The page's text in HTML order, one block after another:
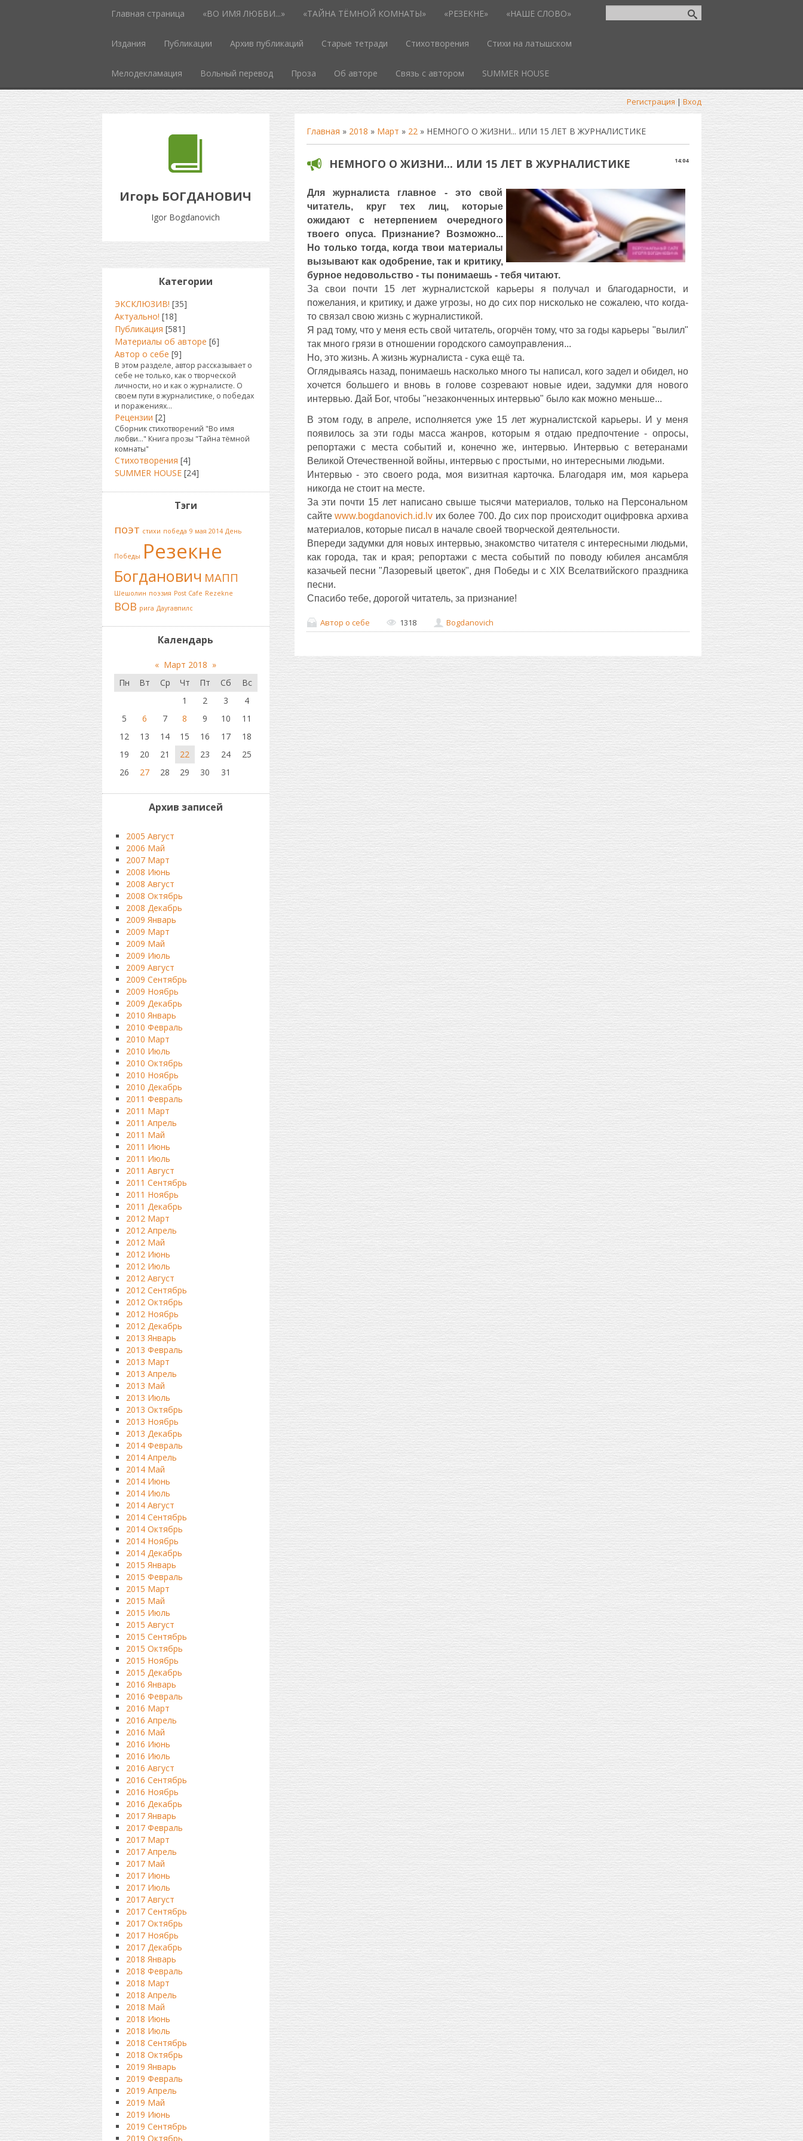
Главная страница «ВО ИМЯ ЛЮБВИ...» «ТАЙНА ТЁМНОЙ КОМНАТЫ» «РЕЗЕКНЕ» «НАШЕ СЛОВО»
Издания Публикации Архив публикаций Старые тетради Стихотворения Стихи на латышском
Мелодекламация Вольный перевод Проза Об авторе Связь с автором SUMMER HOUSE
Регистрация | Вход
Игорь БОГДАНОВИЧ
Igor Bogdanovich
Главная » 2018 » Март » 22» НЕМНОГО О ЖИЗНИ... ИЛИ 15 ЛЕТ В ЖУРНАЛИСТИКЕ
14:04
НЕМНОГО О ЖИЗНИ... ИЛИ 15 ЛЕТ В ЖУРНАЛИСТИКЕ
Для журналиста главное - это свой
читатель, круг тех лиц, которые
ожидают с нетерпением очередного
твоего опуса. Признание? Возможно...
Но только тогда, когда твои материалы
вызывают как одобрение, так и критику,
бурное недовольство - ты понимаешь - тебя читают.
За свои почти 15 лет журналистской карьеры я получал и благодарности, и
пожелания, и критику, и даже угрозы, но до сих пор нисколько не сожалею, что когда-
то связал свою жизнь с журналистикой.
Я рад тому, что у меня есть свой читатель, огорчён тому, что за годы карьеры "вылил"
так много грязи в отношении городского самоуправления...
Но, это жизнь. А жизнь журналиста - сука ещё та.
Оглядываясь назад, понимаешь насколько много ты написал, кого задел и обидел, но
хочется большего и вновь в голове созревают новые идеи, задумки для нового
интервью. Дай Бог, чтобы "незаконченных интервью" было как можно меньше...
В этом году, в апреле, исполняется уже 15 лет журналистской карьеры. И у меня
появилось за эти годы масса жанров, которым я отдаю предпочтение - опросы,
репортажи с места событий и, конечно же, интервью. Интервью с ветеранами
Великой Отечественной войны, интервью с простыми, но интересными людьми.
Интервью - это своего рода, моя визитная карточка. Благодаря им, моя карьера
никогда не стоит на месте.
За эти почти 15 лет написано свыше тысячи материалов, только на Персональном
сайте www.bogdanovich.id.lv их более 700. До сих пор происходит оцифровка архива
материалов, которые писал в начале своей творческой деятельности.
Впереди задумки для новых интервью, знакомство читателя с интересными людьми,
как города, так и края; репортажи с места событий по поводу юбилея ансамбля
казачьей песни "Лазоревый цветок", дня Победы и с XIX Вселатвийского праздника
песни.
Спасибо тебе, дорогой читатель, за признание!
Автор о себе 1318 Bogdanovich
Категории
ЭКСКЛЮЗИВ! [35]
Актуально! [18]
Публикация [581]
Материалы об авторе [6]
Автор о себе [9]
В этом разделе, автор рассказывает о
себе не только, как о творческой
личности, но и как о журналисте. О
своем пути в журналистике, о победах
и поражениях...
Рецензии [2]
Сборник стихотворений "Во имя
любви..." Книга прозы "Тайна тёмной
комнаты"
Стихотворения [4]
SUMMER HOUSE [24]
Тэги
поэт стихи победа 9 мая 2014 День
Победы Резекне
Богданович МАПП
Шешолин поэзия Post Cafe Rezekne
ВОВ рига Даугавпилс
Календарь
« Март 2018 »
Пн
Вт Ср Чт Пт Сб
Вс
1
2 3
4
5
6 7 8 9 10
11
12
13 14 15 16 17
18
19
20 21 22 23 24
25
26
27 28 29 30 31
Архив записей
2005 Август
2006 Май
2007 Март
2008 Июнь
2008 Август
2008 Октябрь
2008 Декабрь
2009 Январь
2009 Март
2009 Май
2009 Июль
2009 Август
2009 Сентябрь
2009 Ноябрь
2009 Декабрь
2010 Январь
2010 Февраль
2010 Март
2010 Июль
2010 Октябрь
2010 Ноябрь
2010 Декабрь
2011 Февраль
2011 Март
2011 Апрель
2011 Май
2011 Июнь
2011 Июль
2011 Август
2011 Сентябрь
2011 Ноябрь
2011 Декабрь
2012 Март
2012 Апрель
2012 Май
2012 Июнь
2012 Июль
2012 Август
2012 Сентябрь
2012 Октябрь
2012 Ноябрь
2012 Декабрь
2013 Январь
2013 Февраль
2013 Март
2013 Апрель
2013 Май
2013 Июль
2013 Октябрь
2013 Ноябрь
2013 Декабрь
2014 Февраль
2014 Апрель
2014 Май
2014 Июнь
2014 Июль
2014 Август
2014 Сентябрь
2014 Октябрь
2014 Ноябрь
2014 Декабрь
2015 Январь
2015 Февраль
2015 Март
2015 Май
2015 Июль
2015 Август
2015 Сентябрь
2015 Октябрь
2015 Ноябрь
2015 Декабрь
2016 Январь
2016 Февраль
2016 Март
2016 Апрель
2016 Май
2016 Июнь
2016 Июль
2016 Август
2016 Сентябрь
2016 Ноябрь
2016 Декабрь
2017 Январь
2017 Февраль
2017 Март
2017 Апрель
2017 Май
2017 Июнь
2017 Июль
2017 Август
2017 Сентябрь
2017 Октябрь
2017 Ноябрь
2017 Декабрь
2018 Январь
2018 Февраль
2018 Март
2018 Апрель
2018 Май
2018 Июнь
2018 Июль
2018 Сентябрь
2018 Октябрь
2019 Январь
2019 Февраль
2019 Апрель
2019 Май
2019 Июнь
2019 Сентябрь
2019 Октябрь